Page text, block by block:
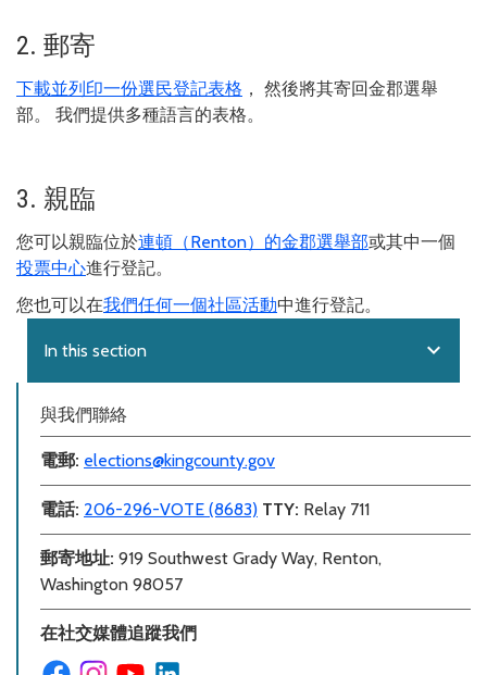
2. 郵寄
下載並列印一份選民登記表格 ， 然後將其寄回金郡選舉
部。 我們提供多種語言的表格。
3. 親臨
您可以親臨位於連頓（Renton）的金郡選舉部或其中一個
投票中心進行登記。
您也可以在我們任何一個社區活動中進行登記。
In this section expand_more
與我們聯絡
電郵: elections@kingcounty.gov
電話: 206-296-VOTE (8683) TTY: Relay 711
郵寄地址: 919 Southwest Grady Way, Renton,
Washington 98057
在社交媒體追蹤我們